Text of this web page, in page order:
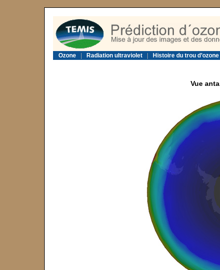
Ozone Radiation ultraviolet Histoire du trou d’ozone
Vue